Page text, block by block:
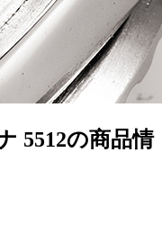
5512の商品情